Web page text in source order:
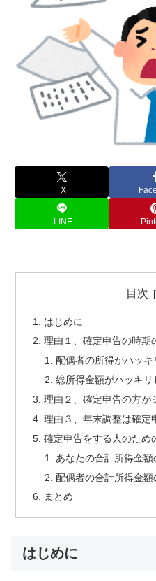
X
LINE
目次
はじめに
理由１、確定申告の時期
配偶者の所得がハッキ
総所得金額がハッキリ
理由２、確定申告の方が
理由３、年末調整は確定
確定申告をする人のため
あなたの合計所得金
配偶者の合計所得金
まとめ
はじめに